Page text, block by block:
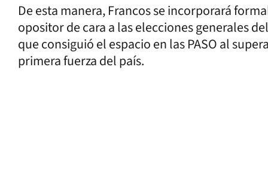
De esta manera, Francos se incorporará
opositor de cara a las elecciones generales
que consiguió el espacio en las PASO al
primera fuerza del país.